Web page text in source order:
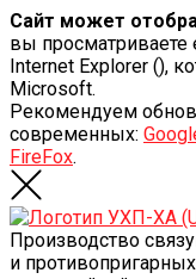
Сайт может
вы просматриваете
Internet Explorer (),
Microsoft.
Рекомендуем
современных:
FireFox.
Производство
и